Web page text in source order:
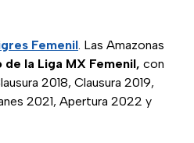
Femenil. Las Amazonas
la Liga MX Femenil, con
2018, Clausura 2019,
2021, Apertura 2022 y